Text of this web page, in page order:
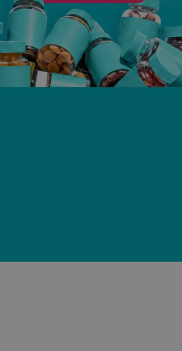
Лаб», УНП 191700409
г. Минск, улица Толбухина, 2,